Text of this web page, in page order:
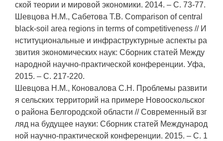
ской теории и мировой экономики. 2014. – С. 73-77.
Шевцова Н.М., Сабетова Т.В. Сomparison of central
black-soil area regions in terms of competitiveness // И
нституциональные и инфраструктурные аспекты ра
звития экономических наук: Сборник статей Между
народной научно-практической конференции. Уфа,
2015. – С. 217-220.
Шевцова Н.М., Коновалова С.Н. Проблемы развити
я сельских территорий на примере Новооскольског
о района Белгородской области // Современный взг
ляд на будущее науки: Сборник статей Международ
ной научно-практической конференции. 2015. – С. 1